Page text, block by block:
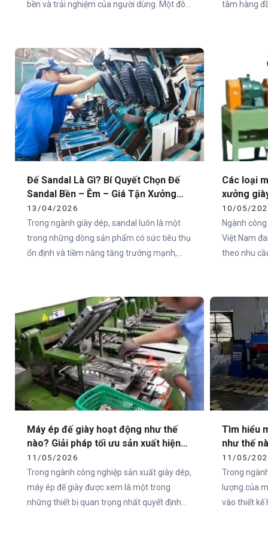
bền và trải nghiệm của người dùng. Một đôi
trường. Chính vì vậy, việc lựa chọn xưởng
sản xuất đế giày thể thao uy tín là yếu tố
sống còn đối với các thương hiệu.
tâm hàng
của
Đế Sandal Là Gì? Bí Quyết Chọn Đế
Sandal Bền – Êm – Giá Tận Xưởng
Cho Doanh Nghiệp
13/04/2026
Trong ngành giày dép, sandal luôn là một
trong những dòng sản phẩm có sức tiêu thụ
ổn định và tiềm năng tăng trưởng mạnh,
sandal chất lượng, yếu tố quan trọng nhất
không nằm ở phần quai hay thiết kế bên
ngoài, mà chính là đế sandal.
Các loại
xưởng
sản xuất
10/05/
Ngành
Việt Nam
theo nhu
chuyên
không chỉ
phần tạo ra
xuất khẩu.
lĩnh vực
Vietcha
của nhiều
toàn quốc.
Máy ép đế giày hoạt động như thế
nào? Giải pháp tối ưu sản xuất hiện
đại cùng Vietcha
11/05/2026
Trong ngành công nghiệp sản xuất giày dép,
máy ép đế giày được xem là một trong
những thiết bị quan trọng nhất quyết định
Tìm hiểu
như thế
xuất hiện
11/05/
Trong
lượng của
vào thiết kế